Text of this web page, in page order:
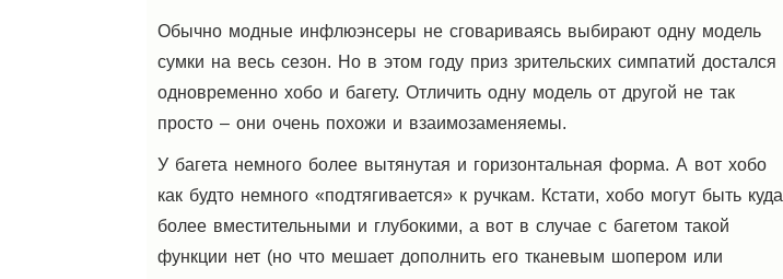
Обычно модные инфлюэнсеры не сговариваясь выбирают одну модель
сумки на весь сезон. Но в этом году приз зрительских симпатий достался
одновременно хобо и багету. Отличить одну модель от другой не так
просто – они очень похожи и взаимозаменяемы.
У багета немного более вытянутая и горизонтальная форма. А вот хобо
как будто немного «подтягивается» к ручкам. Кстати, хобо могут быть куда
более вместительными и глубокими, а вот в случае с багетом такой
функции нет (но что мешает дополнить его тканевым шопером или